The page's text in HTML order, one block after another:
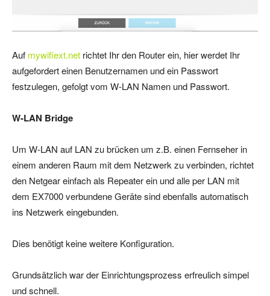
Auf mywifiext.net richtet Ihr den Router ein, hier werdet Ihr
aufgefordert einen Benutzernamen und ein Passwort
festzulegen, gefolgt vom W-LAN Namen und Passwort.
W-LAN Bridge
Um W-LAN auf LAN zu brücken um z.B. einen Fernseher in
einem anderen Raum mit dem Netzwerk zu verbinden, richtet
den Netgear einfach als Repeater ein und alle per LAN mit
dem EX7000 verbundene Geräte sind ebenfalls automatisch
ins Netzwerk eingebunden.
Dies benötigt keine weitere Konfiguration.
Grundsätzlich war der Einrichtungsprozess erfreulich simpel
und schnell.